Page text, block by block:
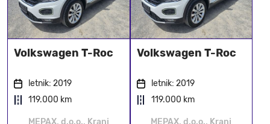
Volkswagen T-Roc
letnik: 2019
119.000 km
Volkswagen T-Roc
letnik: 2019
119.000 km